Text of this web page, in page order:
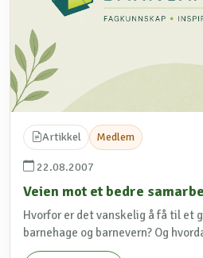
Artikkel Medlem
22.08.2007
Veien mot et bedre
Hvorfor er det vanskelig å få til et
barnehage og barnevern? Og